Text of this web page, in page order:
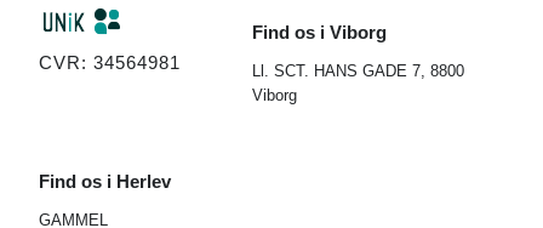
CVR: 34564981
Find os i Viborg
Ll. SCT. HANS GADE 7, 8800
Viborg
Find os i Herlev
GAMMEL